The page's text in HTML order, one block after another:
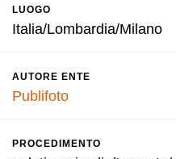
LUOGO
Italia/Lombardia/Milano
AUTORE ENTE
Publifoto
PROCEDIMENTO